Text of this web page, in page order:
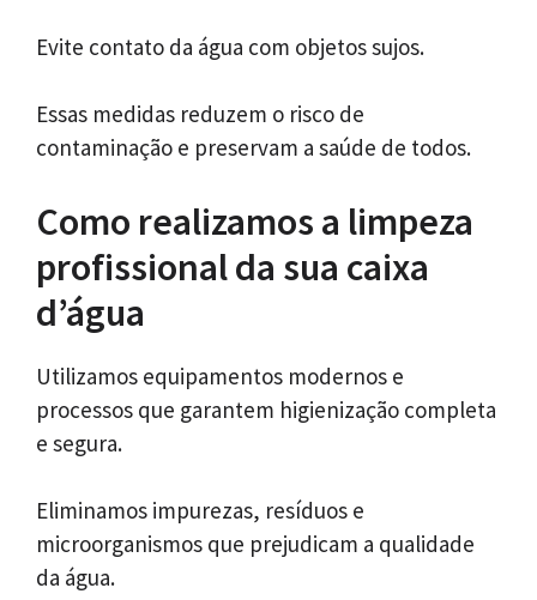
Evite contato da água com objetos sujos.
Essas medidas reduzem o risco de
contaminação e preservam a saúde de todos.
Como realizamos a limpeza
profissional da sua caixa
d’água
Utilizamos equipamentos modernos e
processos que garantem higienização completa
e segura.
Eliminamos impurezas, resíduos e
microorganismos que prejudicam a qualidade
da água.